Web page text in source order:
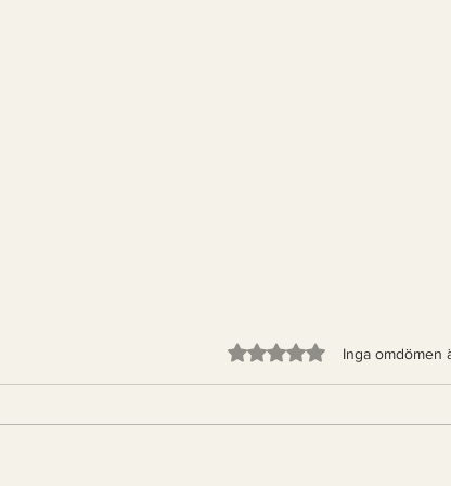
Betygsatt till 0 av 5Inga omdömen